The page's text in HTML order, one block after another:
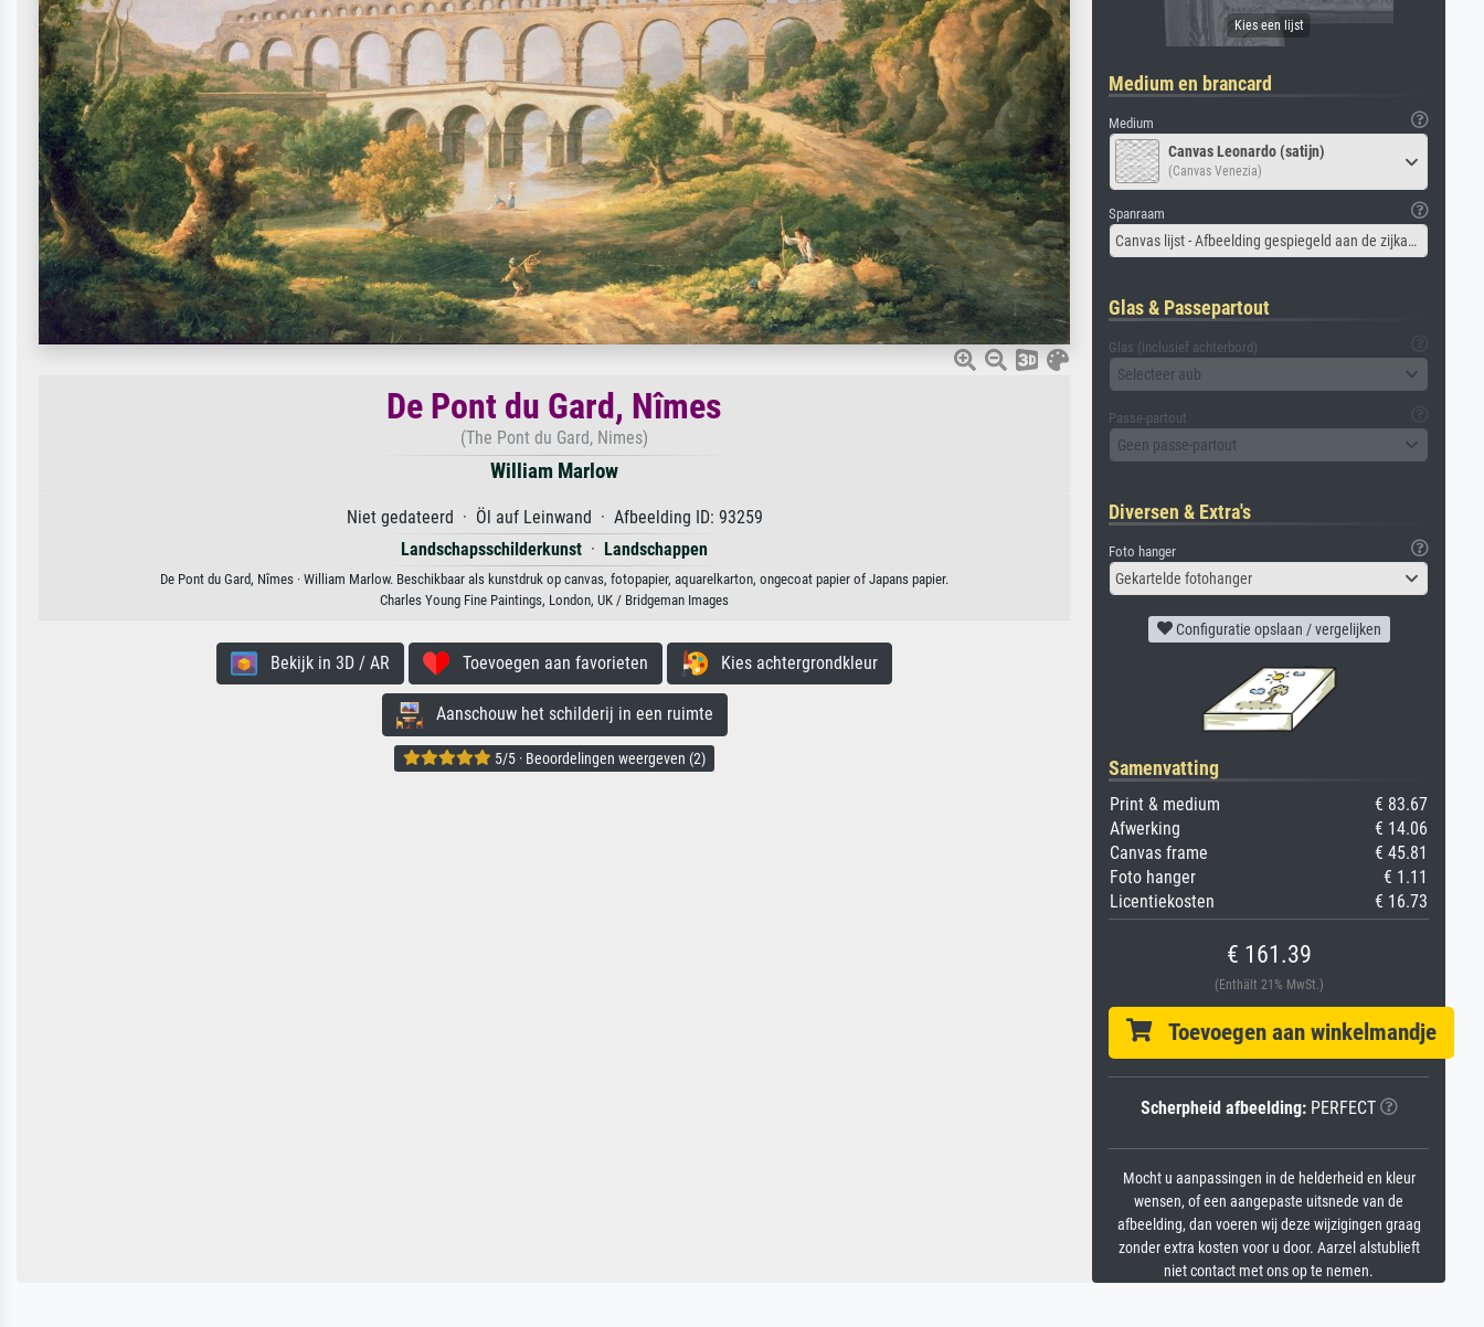
De Pont du Gard, Nîmes
(The Pont du Gard, Nimes)
William Marlow
Niet gedateerd · Öl auf Leinwand · Afbeelding ID: 93259
Landschapsschilderkunst · Landschappen
De Pont du Gard, Nîmes · William Marlow. Beschikbaar als kunstdruk op canvas, fotopapier, aquarelkarton, ongecoat papier of Japans papier.
Charles Young Fine Paintings, London, UK / Bridgeman Images
Bekijk in 3D / AR Toevoegen aan favorieten Kies achtergrondkleur
Aanschouw het schilderij in een ruimte
5/5 · Beoordelingen weergeven (2)
Medium en brancard
Medium
Canvas Leonardo (satijn)
(Canvas Venezia)
Spanraam
Canvas lijst - Afbeelding gespiegeld aan de zijkant
Glas & Passepartout
Glas (inclusief achterbord)
Selecteer aub
Passe-partout
Geen passe-partout
Diversen & Extra's
Foto hanger
Gekartelde fotohanger
Configuratie opslaan / vergelijken
Samenvatting
Print & medium
€ 83.67
Afwerking
€ 14.06
Canvas frame
€ 45.81
Foto hanger
€ 1.11
Licentiekosten
€ 16.73
€ 161.39
(Enthält 21% MwSt.)
Toevoegen aan winkelmandje
Scherpheid afbeelding:PERFECT
Mocht u aanpassingen in de helderheid en kleur
wensen, of een aangepaste uitsnede van de
afbeelding, dan voeren wij deze wijzigingen graag
zonder extra kosten voor u door. Aarzel alstublieft
niet contact met ons op te nemen.